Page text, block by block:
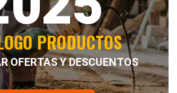
PRODUCTOS
OFERTAS Y DESCUENTOS